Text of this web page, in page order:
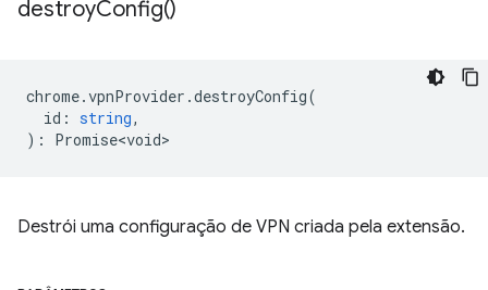
destroyConfig()
chrome.vpnProvider .destroyConfig(
id : string,
) : Promise<void>
Destrói uma configuração de VPN criada pela extensão.